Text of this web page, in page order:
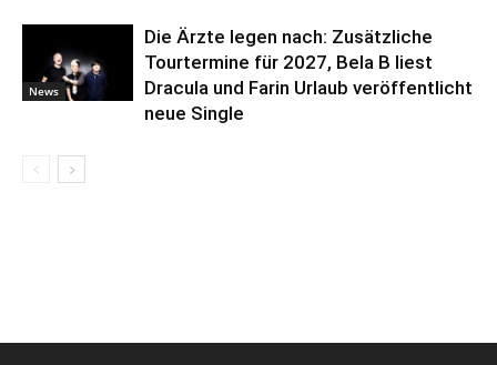
News
Die Ärzte legen nach: Zusätzliche
Tourtermine für 2027, Bela B liest
Dracula und Farin Urlaub veröffentlicht
neue Single